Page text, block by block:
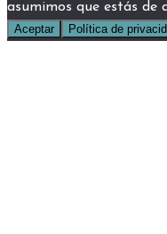
asumimos que estás de
Aceptar Política de